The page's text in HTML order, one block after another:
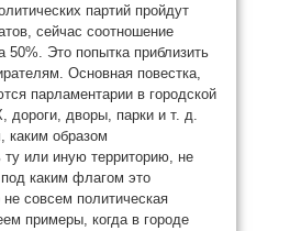
партий пройдут
сейчас соотношение
50%. Это попытка приблизить
Основная повестка,
парламентарии в городской
дворы, парки и т. д.
каким образом
ту или иную территорию, не
под каким флагом это
совсем политическая
примеры, когда в городе